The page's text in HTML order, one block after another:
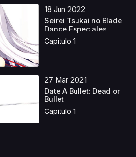
18 Jun 2022
Seirei Tsukai no Blade
Dance Especiales
Capitulo 1
27 Mar 2021
Date A Bullet: Dead or
Bullet
Capitulo 1